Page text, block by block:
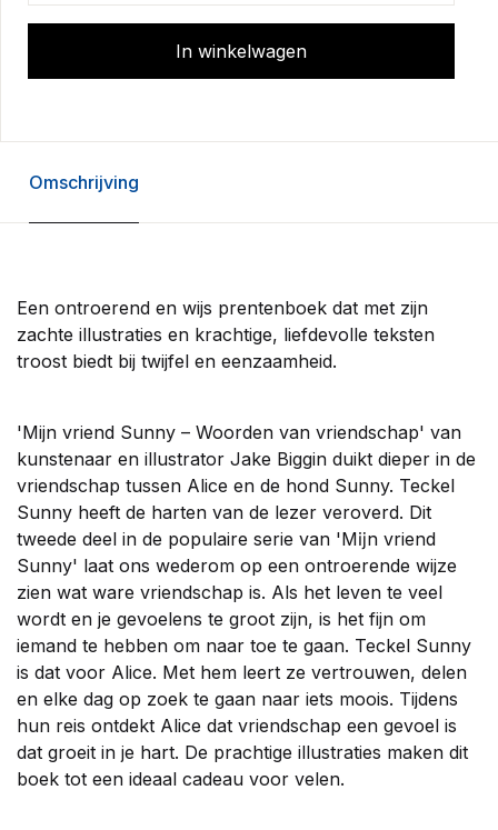
In winkelwagen
Omschrijving
Een ontroerend en wijs prentenboek dat met zijn
zachte illustraties en krachtige, liefdevolle teksten
troost biedt bij twijfel en eenzaamheid.
'Mijn vriend Sunny – Woorden van vriendschap' van
kunstenaar en illustrator Jake Biggin duikt dieper in de
vriendschap tussen Alice en de hond Sunny. Teckel
Sunny heeft de harten van de lezer veroverd. Dit
tweede deel in de populaire serie van 'Mĳn vriend
Sunny' laat ons wederom op een ontroerende wijze
zien wat ware vriendschap is. Als het leven te veel
wordt en je gevoelens te groot zijn, is het fijn om
iemand te hebben om naar toe te gaan. Teckel Sunny
is dat voor Alice. Met hem leert ze vertrouwen, delen
en elke dag op zoek te gaan naar iets moois. Tijdens
hun reis ontdekt Alice dat vriendschap een gevoel is
dat groeit in je hart. De prachtige illustraties maken dit
boek tot een ideaal cadeau voor velen.